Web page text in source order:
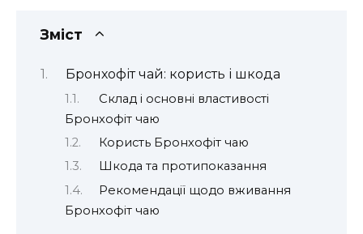
Зміст
Бронхофіт чай: користь і шкода
Склад і основні властивості
Бронхофіт чаю
Користь Бронхофіт чаю
Шкода та протипоказання
Рекомендації щодо вживання
Бронхофіт чаю